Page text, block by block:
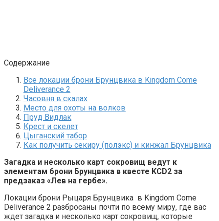
Содержание
Все локации брони Брунцвика в Kingdom Come
Deliverance 2
Часовня в скалах
Место для охоты на волков
Пруд Видлак
Крест и скелет
Цыганский табор
Как получить секиру (полэкс) и кинжал Брунцвика
Загадка и несколько карт сокровищ ведут к
элементам брони Брунцвика в квесте KCD2 за
предзаказ «Лев на гербе».
Локации брони Рыцаря Брунцвика в Kingdom Come
Deliverance 2 разбросаны почти по всему миру, где вас
ждет загадка и несколько карт сокровищ, которые